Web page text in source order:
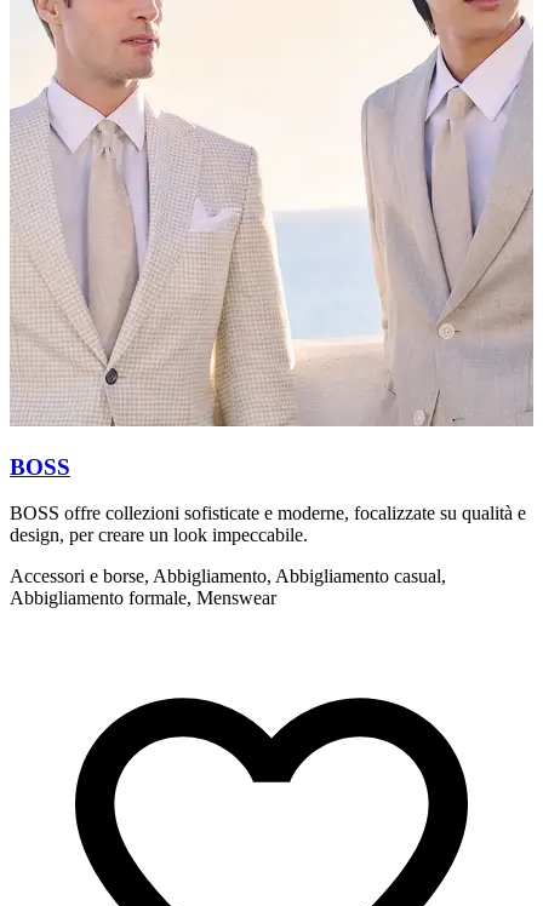
BOSS
BOSS offre collezioni sofisticate e moderne, focalizzate su qualità e
design, per creare un look impeccabile.
Accessori e borse, Abbigliamento, Abbigliamento casual,
Abbigliamento formale, Menswear